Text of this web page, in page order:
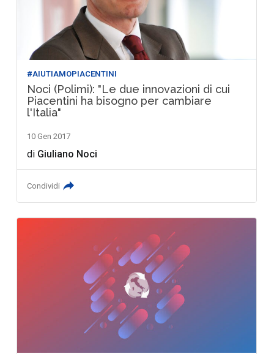
#AIUTIAMOPIACENTINI
Noci (Polimi): "Le due innovazioni di cui
Piacentini ha bisogno per cambiare
l'Italia"
10 Gen 2017
di Giuliano Noci
Condividi